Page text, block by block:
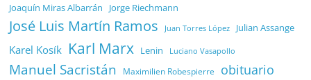
Joaquín Miras Albarrán Jorge Riechmann
José Luis Martín Ramos Juan Torres López Julian Assange
Karel Kosík Karl Marx Lenin Luciano Vasapollo
Manuel Sacristán Maximilien Robespierre
obituario